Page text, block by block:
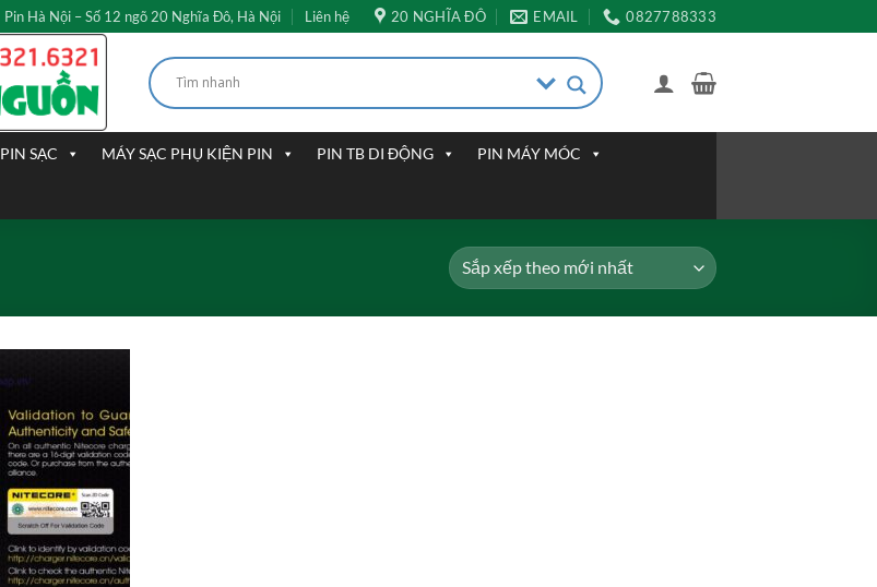
Pin Hà Nội – Số 12 ngõ 20 Nghĩa Đô, Hà Nội Liên hệ 20 NGHĨA ĐÔ EMAIL 0827788333
PIN SẠC MÁY SẠC PHỤ KIỆN PIN PIN TB DI ĐỘNG PIN MÁY MÓC